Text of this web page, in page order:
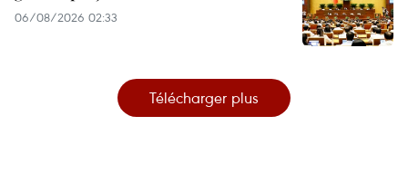
06/08/2026 02:33
Télécharger plus